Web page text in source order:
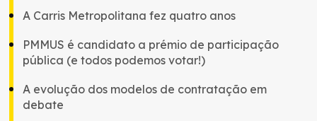
A Carris Metropolitana fez quatro anos
PMMUS é candidato a prémio de participação
pública (e todos podemos votar!)
A evolução dos modelos de contratação em
debate